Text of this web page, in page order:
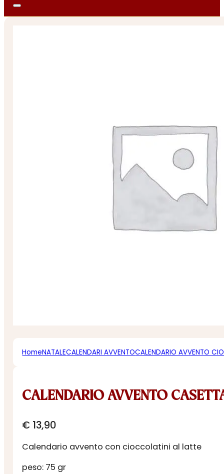
HomeNATALECALENDARI AVVENTOCALENDARIO AVVENTO
CALENDARIO AVVENTO
€ 13,90
Calendario avvento con cioccolatini al latte
peso: 75 gr